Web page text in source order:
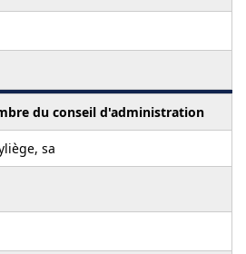
du conseil d'administration
sa